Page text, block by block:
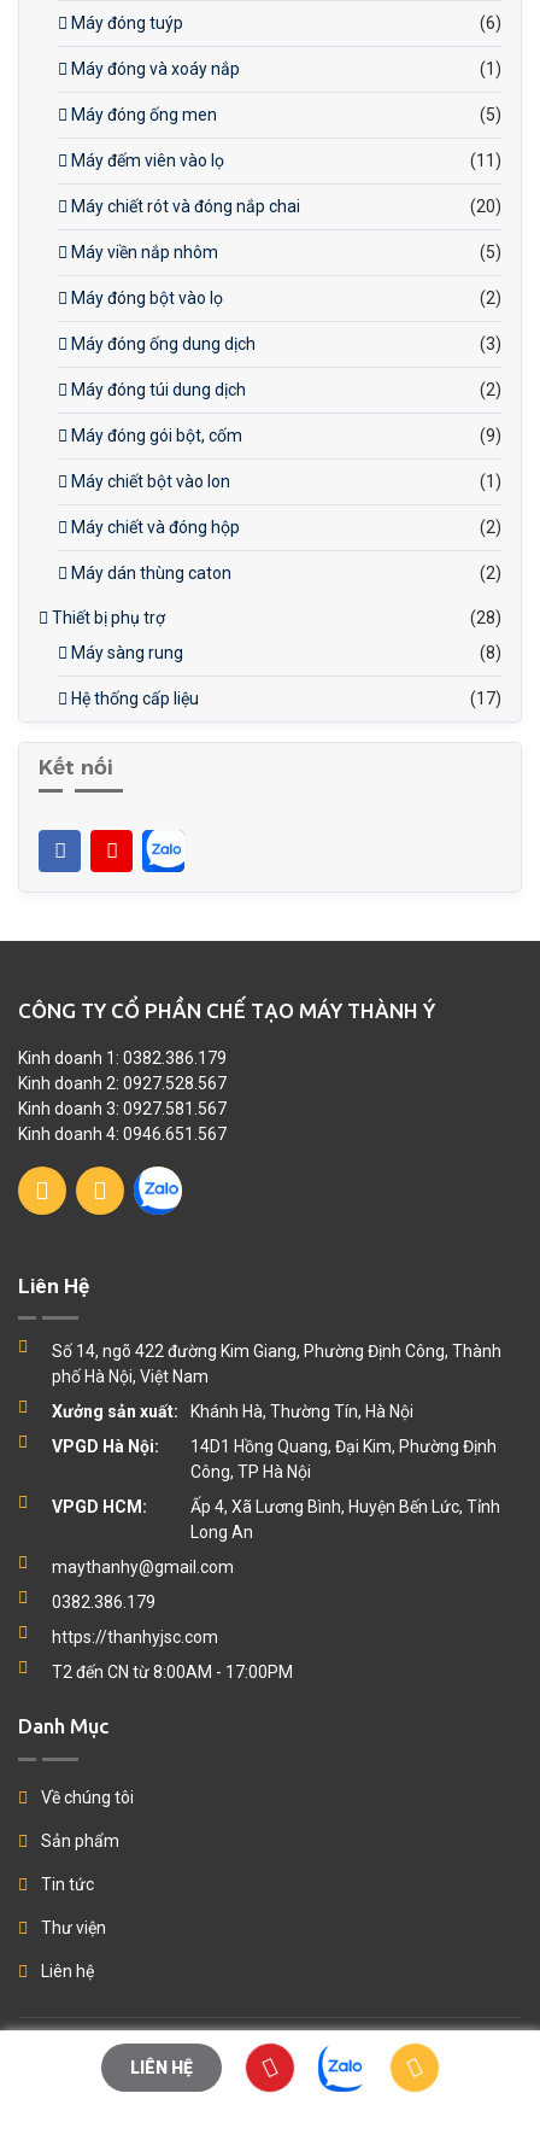
Máy đóng tuýp (6)
Máy đóng và xoáy nắp (1)
Máy đóng ống men (5)
Máy đếm viên vào lọ (11)
Máy chiết rót và đóng nắp chai (20)
Máy viền nắp nhôm (5)
Máy đóng bột vào lọ (2)
Máy đóng ống dung dịch (3)
Máy đóng túi dung dịch (2)
Máy đóng gói bột, cốm (9)
Máy chiết bột vào lon (1)
Máy chiết và đóng hộp (2)
Máy dán thùng caton (2)
Thiết bị phụ trợ
(28)
Máy sàng rung
(8)
Hệ thống cấp liệu (17)
Kết nối
CÔNG TY CỔ PHẦN CHẾ TẠO MÁY THÀNH Ý
Kinh doanh 1: 0382.386.179
Kinh doanh 2: 0927.528.567
Kinh doanh 3: 0927.581.567
Kinh doanh 4: 0946.651.567
Liên Hệ
Số 14, ngõ 422 đường Kim Giang, Phường Định Công, Thành
phố Hà Nội, Việt Nam
Xưởng sản xuất:
Khánh Hà, Thường Tín, Hà Nội
VPGD Hà Nội:
14D1 Hồng Quang, Đại Kim, Phường Định
Công, TP Hà Nội
VPGD HCM:
Ấp 4, Xã Lương Bình, Huyện Bến Lức, Tỉnh
Long An
maythanhy@gmail.com
0382.386.179
https://thanhyjsc.com
T2 đến CN từ 8:00AM - 17:00PM
Danh Mục
Về chúng tôi
Sản phẩm
Tin tức
Thư viện
Liên hệ
© Copyright 2024 Thành Ý Company
All Rights Reserved.. Thiết kế
Vinaweb.vn
LIÊN HỆ